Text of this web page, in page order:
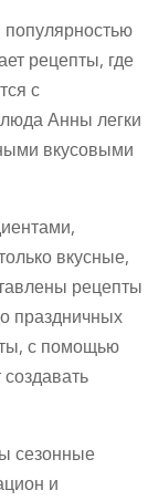
популярностью
рецепты, где
с
Анны легки
вкусовыми
вкусные,
рецепты
праздничных
с помощью
сезонные
и